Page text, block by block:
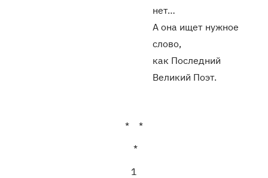
нет…
А она ищет нужное
слово,
как Последний
Великий Поэт.
* *
*
1